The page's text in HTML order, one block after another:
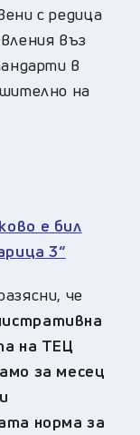
с редица
въз
в
на
е бил
3“
че
на ТЕЦ
за месец
норма за